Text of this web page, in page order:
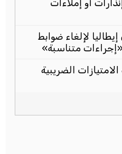
أو إملاءات
إيطاليا لإلغاء ضوابط
متناسبة»
الضريبية